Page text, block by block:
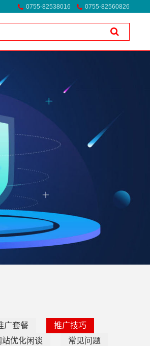
0755-82538016 0755-82560826
广套餐
推广技巧
站优化闲谈
常见问题